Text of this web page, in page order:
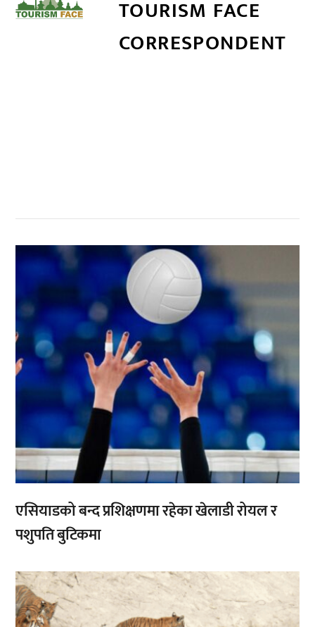
TOURISM FACE
CORRESPONDENT
,
एसियाडको बन्द प्रशिक्षणमा रहेका खेलाडी रोयल र
पशुपति बुटिकमा